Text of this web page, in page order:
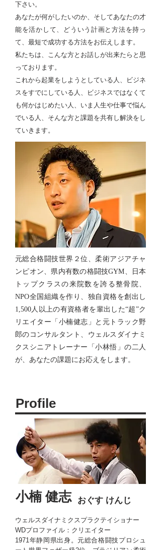
下さい。
あなたが何がしたいのか、そしてあなたの才
能を活かして、どういう計画と方法を持っ
て、最短で成功する方法をお伝えします。
私たちは、こんな方とお話しが出来たらと思
っております。
これから起業をしようとしている人、ビジネ
スをすでにしている人、ビジネスではなくて
も何かはじめたい人、いま人生や仕事で悩ん
でいる人、そんな方と課題を共有し解決をし
ていきます。
元総合格闘技世界２位、柔術アジアチャ
ンピオン、県内有数の格闘技GYM、日本
トップクラスの来院数を誇る整骨院、
NPO全国組織を作り、独自資格を創出し
1,500人以上の有資格者を輩出した“超”ク
リエイター「小楠健志」と元トラック野
郎のコンサルタント、ウェルスダイナミ
クスシニアトレーナー「小林悟」の二人
が、あなたの課題にお応えをします。
Profile
小楠 健志 おぐす けんじ
ウェルスダイナミクスプラクテイショナー
WDプロファイル：クリエイター
1971年静岡県出身。元総合格闘技プロシュ